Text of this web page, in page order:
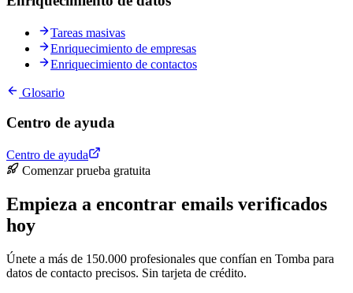
Tareas masivas
Enriquecimiento de empresas
Enriquecimiento de contactos
Glosario
Centro de ayuda
Centro de ayuda
Comenzar prueba gratuita
Empieza a encontrar emails verificados
hoy
Únete a más de 150.000 profesionales que confían en Tomba para
datos de contacto precisos. Sin tarjeta de crédito.